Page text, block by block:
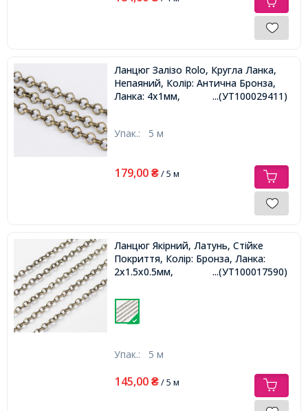
Ланцюг Залізо Rolo, Кругла Ланка,
Непаяний, Колір: Антична Бронза,
Ланка: 4х1мм,
...(УТ100029411)
Упак.: 5 м
179,00 ₴/ 5 м
Ланцюг Якірний, Латунь, Стійке
Покриття, Колір: Бронза, Ланка:
2x1.5х0.5мм,
...(УТ100017590)
Упак.: 5 м
145,00 ₴/ 5 м